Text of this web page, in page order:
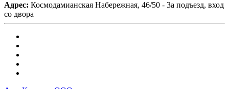
Адрес: Космодамианская Набережная, 46/50 - 3а подъезд, вход
со двора